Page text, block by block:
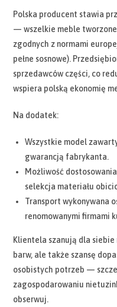
Polska producent stawia
— wszelkie meble
zgodnych z normami
pełne sosnowe).
sprzedawców części, co
wspiera polską ekonomię
Na dodatek:
Wszystkie model
gwarancją fabrykanta.
Możliwość
selekcja materiału
Transport wykonywana
renomowanymi firmami
Klientela szanują dla
barw, ale także szansę
osobistych potrzeb —
zagospodarowaniu
obserwuj.